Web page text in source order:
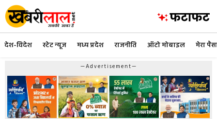
Skip
to
content
देश-विदेश स्टेट न्यूज मध्य प्रदेश राजनीति ऑटो मोबाइल मेरा
—Advertisement—